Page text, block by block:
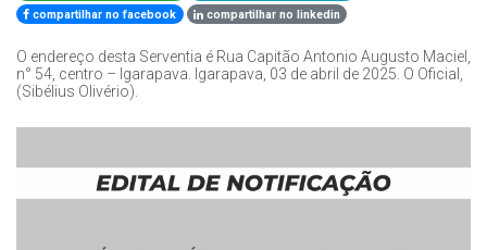
compartilhar no facebook
compartilhar no linkedin
O endereço desta Serventia é Rua Capitão Antonio Augusto Maciel,
n° 54, centro – Igarapava. Igarapava, 03 de abril de 2025. O Oficial,
(Sibélius Olivério).